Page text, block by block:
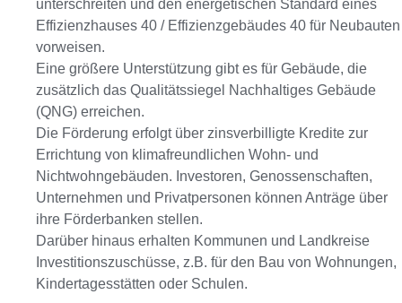
unterschreiten und den energetischen Standard eines
Effizienzhauses 40 / Effizienzgebäudes 40 für Neubauten
vorweisen.
Eine größere Unterstützung gibt es für Gebäude, die
zusätzlich das Qualitätssiegel Nachhaltiges Gebäude
(QNG) erreichen.
Die Förderung erfolgt über zinsverbilligte Kredite zur
Errichtung von klimafreundlichen Wohn- und
Nichtwohngebäuden. Investoren, Genossenschaften,
Unternehmen und Privatpersonen können Anträge über
ihre Förderbanken stellen.
Darüber hinaus erhalten Kommunen und Landkreise
Investitionszuschüsse, z.B. für den Bau von Wohnungen,
Kindertagesstätten oder Schulen.